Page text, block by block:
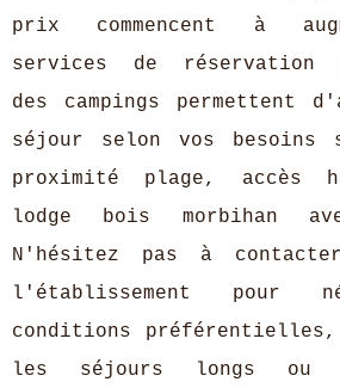
prix commencent à
services de réservation
des campings permettent
séjour selon vos besoins
proximité plage, accès
lodge bois morbihan
N'hésitez pas à
l'établissement pour
conditions
les séjours longs ou